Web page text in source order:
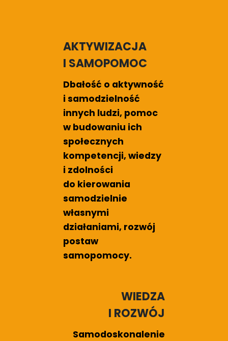
AKTYWIZACJA
I SAMOPOMOC
Dbałość o aktywność
i samodzielność
innych ludzi, pomoc
w budowaniu ich
społecznych
kompetencji, wiedzy
i zdolności
do kierowania
samodzielnie
własnymi
działaniami, rozwój
postaw
samopomocy.
WIEDZA
I ROZWÓJ
Samodoskonalenie